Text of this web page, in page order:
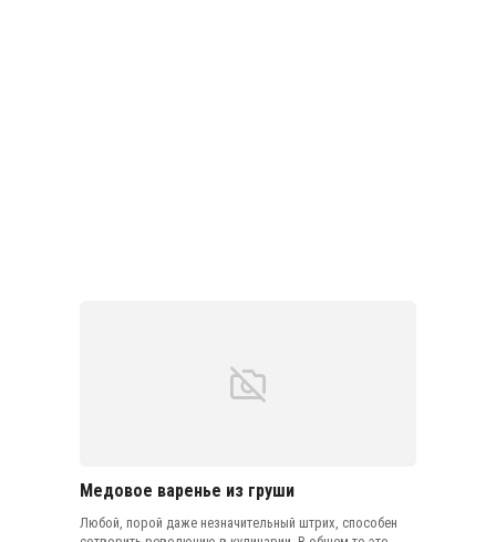
Медовое варенье из груши
Любой, порой даже незначительный штрих, способен